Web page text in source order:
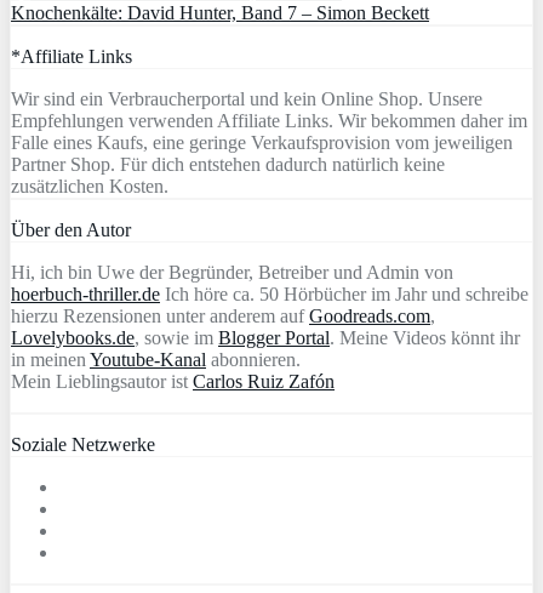
Knochenkälte: David Hunter, Band 7 – Simon Beckett
*Affiliate Links
Wir sind ein Verbraucherportal und kein Online Shop. Unsere
Empfehlungen verwenden Affiliate Links. Wir bekommen daher im
Falle eines Kaufs, eine geringe Verkaufsprovision vom jeweiligen
Partner Shop. Für dich entstehen dadurch natürlich keine
zusätzlichen Kosten.
Über den Autor
Hi, ich bin Uwe der Begründer, Betreiber und Admin von
hoerbuch-thriller.de Ich höre ca. 50 Hörbücher im Jahr und schreibe
hierzu Rezensionen unter anderem aufGoodreads.com,
Lovelybooks.de, sowie im Blogger Portal. Meine Videos könnt ihr
in meinen Youtube-Kanal abonnieren.
Mein Lieblingsautor ist Carlos Ruiz Zafón
Soziale Netzwerke